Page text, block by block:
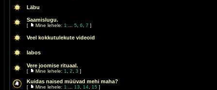
Läbu
Saamislugu.
[ Mine lehele: 1 5 6 7 ]
Veel kokkutulekute videoid
Iabos
Vere joomise rituaal.
[ Mine lehele: 1 2 3 ]
Kuidas naised müüvad mehi maha?
[ Mine lehele: 1 13 14 15 ]